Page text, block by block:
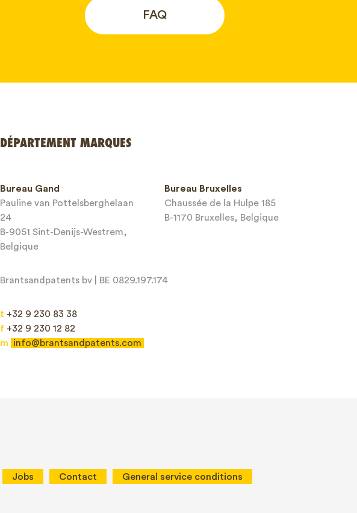
FAQ
DÉPARTEMENT MARQUES
Bureau Gand
Pauline van Pottelsberghelaan
24
B-9051 Sint-Denijs-Westrem,
Belgique
Bureau Bruxelles
Chaussée de la Hulpe 185
B-1170 Bruxelles, Belgique
Brantsandpatents bv | BE 0829.197.174
t +32 9 230 83 38
f +32 9 230 12 82
m
info@brantsandpatents.com
Jobs Contact General service conditions